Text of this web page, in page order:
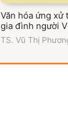
Văn hóa ứng xử
gia đình người
Sóc Trăng
TS. Vũ Thị
hóa Thành phố